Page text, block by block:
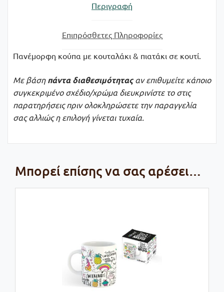
Περιγραφή
Επιπρόσθετες Πληροφορίες
Πανέμορφη κούπα με κουταλάκι & πιατάκι σε κουτί.
Με βάση πάντα διαθεσιμότηταςαν επιθυμείτε κάποιο
συγκεκριμένο σχέδιο/χρώμα διευκρινίστε το στις
παρατηρήσεις πριν ολοκληρώσετε την παραγγελία
σας αλλιώς η επιλογή γίνεται τυχαία.
Μπορεί επίσης να σας αρέσει…